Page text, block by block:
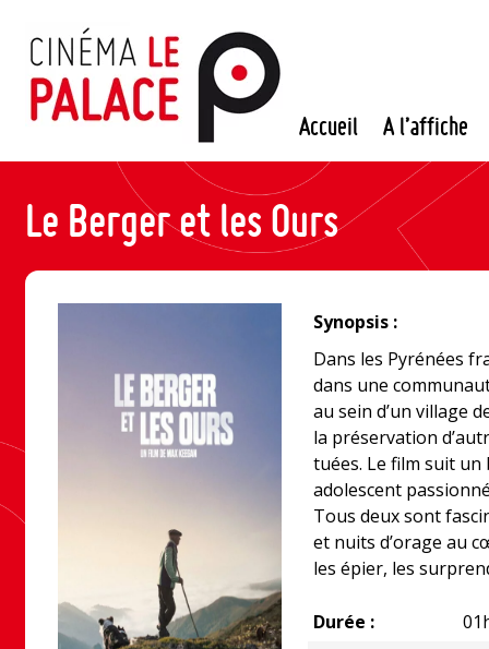
contenu
Accueil A l’affiche
Le Berger et les Ours
Synopsis :
Dans les Pyrénées
dans une
au sein d’un village
la préservation
tuées. Le film suit
adolescent
Tous deux sont
et nuits d’orage au
les épier, les
Durée :